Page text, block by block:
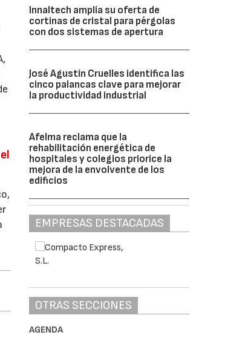
Innaltech amplía su oferta de
cortinas de cristal para pérgolas
con dos sistemas de apertura
José Agustín Cruelles identifica las
cinco palancas clave para mejorar
la productividad industrial
Afelma reclama que la
rehabilitación energética de
hospitales y colegios priorice la
mejora de la envolvente de los
edificios
EMPRESAS DESTACADAS
OTRAS SECCIONES
AGENDA